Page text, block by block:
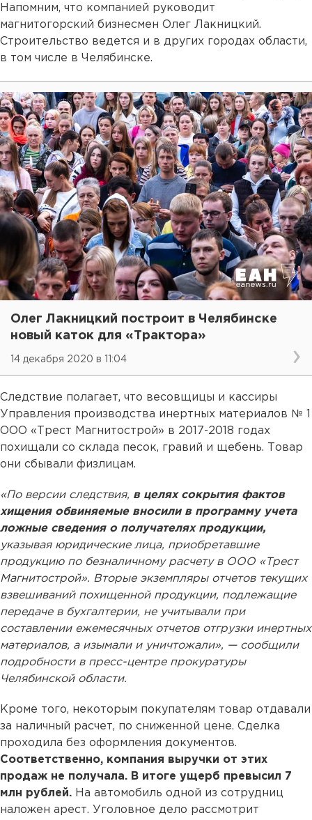
Напомним, что компанией руководит
магнитогорский бизнесмен Олег Лакницкий.
Строительство ведется и в других городах области,
в том числе в Челябинске.
Олег Лакницкий построит в Челябинске
новый каток для «Трактора»
14 декабря 2020 в 11:04
Следствие полагает, что весовщицы и кассиры
Управления производства инертных материалов № 1
ООО «Трест Магнитострой» в 2017-2018 годах
похищали со склада песок, гравий и щебень. Товар
они сбывали физлицам.
«По версии следствия, в целях сокрытия фактов
хищения обвиняемые вносили в программу учета
ложные сведения о получателях продукции,
указывая юридические лица, приобретавшие
продукцию по безналичному расчету в ООО «Трест
Магнитострой». Вторые экземпляры отчетов текущих
взвешиваний похищенной продукции, подлежащие
передаче в бухгалтерии, не учитывали при
составлении ежемесячных отчетов отгрузки инертных
материалов, а изымали и уничтожали», — сообщили
подробности в пресс-центре прокуратуры
Челябинской области.
Кроме того, некоторым покупателям товар отдавали
за наличный расчет, по сниженной цене. Сделка
проходила без оформления документов.
Соответственно, компания выручки от этих
продаж не получала. В итоге ущерб превысил 7
млн рублей. На автомобиль одной из сотрудниц
наложен арест. Уголовное дело рассмотрит